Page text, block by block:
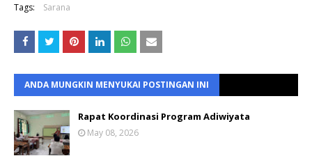
Tags: Sarana
ANDA MUNGKIN MENYUKAI POSTINGAN INI
Rapat Koordinasi Program Adiwiyata
May 08, 2026